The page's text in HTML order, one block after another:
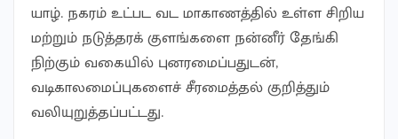
யாழ். நகரம் உட்பட வட மாகாணத்தில் உள்ள சிறிய
மற்றும் நடுத்தரக் குளங்களை நன்னீர் தேங்கி
நிற்கும் வகையில் புனரமைப்பதுடன்,
வடிகாலமைப்புகளைச் சீரமைத்தல் குறித்தும்
வலியுறுத்தப்பட்டது.